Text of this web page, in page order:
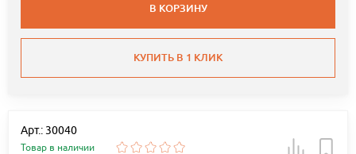
В КОРЗИНУ
КУПИТЬ В 1 КЛИК
Арт.: 30040
Товар в наличии